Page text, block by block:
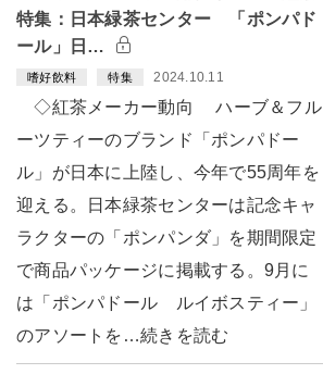
特集：日本緑茶センター 「ポンパド
ール」日…
嗜好飲料 特集 2024.10.11
◇紅茶メーカー動向 ハーブ＆フル
ーツティーのブランド「ポンパドー
ル」が日本に上陸し、今年で55周年を
迎える。日本緑茶センターは記念キャ
ラクターの「ポンパンダ」を期間限定
で商品パッケージに掲載する。9月に
は「ポンパドール ルイボスティー」
のアソートを…続きを読む